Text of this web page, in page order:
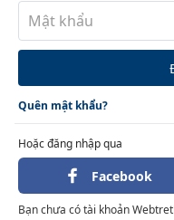
Quên mật khẩu?
Hoặc đăng nhập qua
Facebook
Bạn chưa có tài khoản